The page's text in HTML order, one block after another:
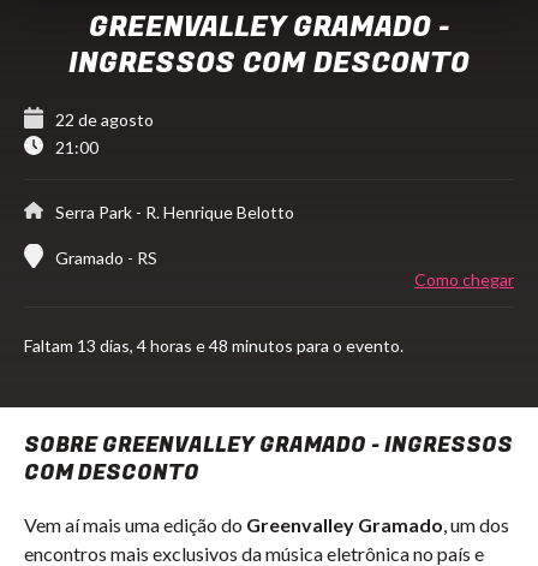
GREENVALLEY GRAMADO -
INGRESSOS COM DESCONTO
22 de agosto
21:00
Serra Park - R. Henrique Belotto
Gramado - RS
Como chegar
Faltam 13 dias, 4 horas e 48 minutos para o evento.
SOBRE GREENVALLEY GRAMADO - INGRESSOS
COM DESCONTO
Vem aí mais uma edição do Greenvalley Gramado, um dos
encontros mais exclusivos da música eletrônica no país e